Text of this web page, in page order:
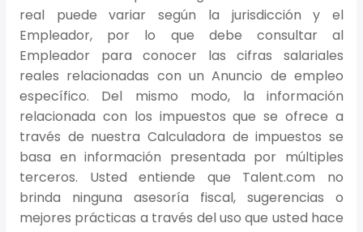
real puede variar según la jurisdicción y el
Empleador, por lo que debe consultar al
Empleador para conocer las cifras salariales
reales relacionadas con un Anuncio de empleo
específico. Del mismo modo, la información
relacionada con los impuestos que se ofrece a
través de nuestra Calculadora de impuestos se
basa en información presentada por múltiples
terceros. Usted entiende que Talent.com no
brinda ninguna asesoría fiscal, sugerencias o
mejores prácticas a través del uso que usted hace